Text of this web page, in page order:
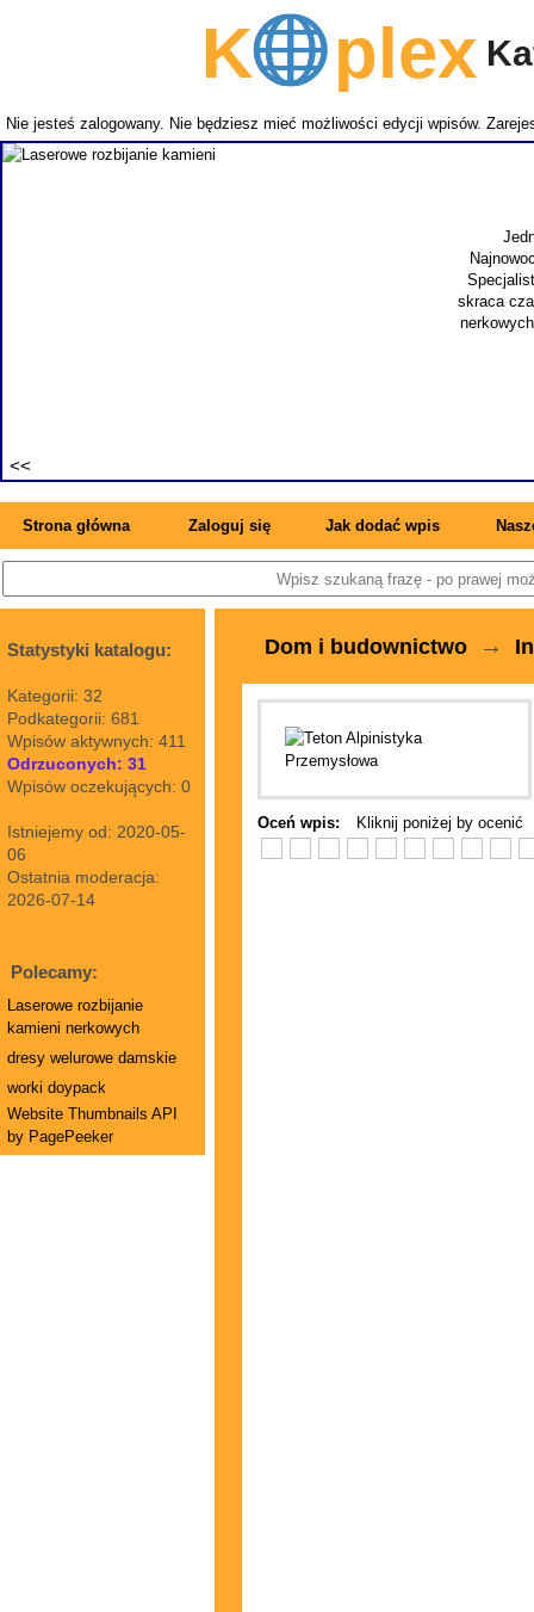
Kplex
Nie jesteś zalogowany. Nie będziesz mieć możliwości edycji wpisów.
skraca
Strona główna Zaloguj się Jak dodać wpis
Statystyki katalogu:
Kategorii: 32
Podkategorii: 681
Wpisów aktywnych: 411
Odrzuconych: 31
Wpisów oczekujących: 0
Istniejemy od: 2020-05-
06
Ostatnia moderacja:
2026-07-14
Polecamy:
Laserowe rozbijanie
kamieni nerkowych
dresy welurowe damskie
worki doypack
Website Thumbnails API
by PagePeeker
Dom i budownictwo →
Oceń wpis: Kliknij poniżej by ocenić